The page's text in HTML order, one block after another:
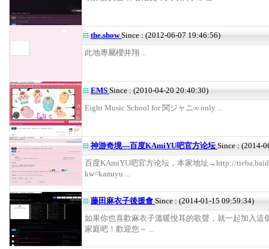
the.showSince : (2012-06-07 19:46:56)
此地專屬櫻井翔 ...
EMS Since : (2010-04-20 20:40:30)
Eight Music School for 関ジャニ∞ only ...
神游奇境—百度KAmiYU吧官方论坛Since : (2014-
百度KAmiYU吧官方论坛，本家地址→http://
kw=kamiyu ...
藤田麻衣子後援會 Since : (2014-01-15 09:59:34)
如果你也喜歡麻衣子溫暖悅耳的歌聲，就一起加入這
家庭吧！歡迎您～ ...